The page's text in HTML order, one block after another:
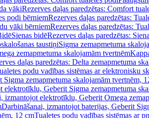
vākiRezerves daļas paredzētas: Comfort
podi bērniemRezerves daļas paredzētas:
vāki bērniemRezerves daļas paredzētas:
Sienas bidēRezerves daļas paredzētas:
taustiņiSigma zemapmetuma
zemapmetuma skalojamām tvertnēm
daļas paredzētas: Delta zemapmetuma
podu vadības sistēmas ar elektronisku
zemapmetuma skalojamām tvertnēm,
elektrotīklu, Geberit Sigma zemapmetuma
izmantojot elektrotīklu, Geberit Omega
Darbināšanai, izmantojot baterijas, Geberit
12 cmTualetes podu vadības sistēmas ar